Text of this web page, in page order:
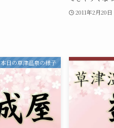
2011年2月20日
本日の草津温泉の様子